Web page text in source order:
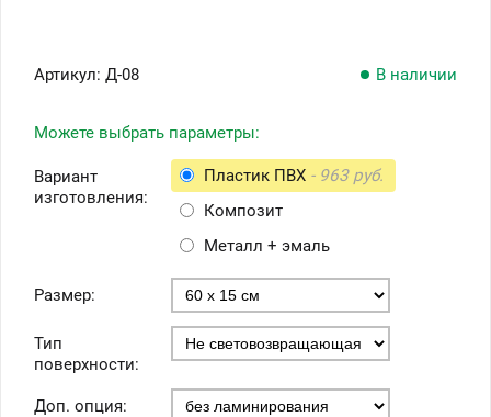
Артикул: Д-08 В наличии
Можете выбрать параметры:
Вариант
изготовления:
Пластик ПВХ - 963 руб.
Композит
Металл + эмаль
Размер:
Тип
поверхности:
Доп. опция: